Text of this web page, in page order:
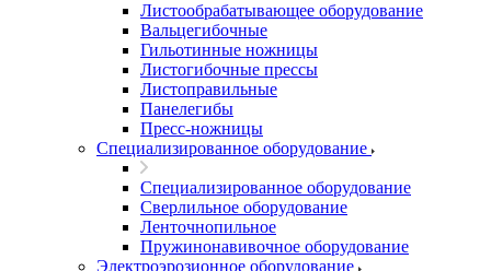
Листообрабатывающее оборудование
Вальцегибочные
Гильотинные ножницы
Листогибочные прессы
Листоправильные
Панелегибы
Пресс-ножницы
Специализированное оборудование
Специализированное оборудование
Сверлильное оборудование
Ленточнопильное
Пружинонавивочное оборудование
Электроэрозионное оборудование